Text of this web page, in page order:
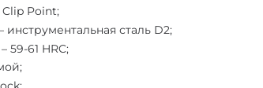
Point;
инструментальная сталь D2;
59-61 HRC;